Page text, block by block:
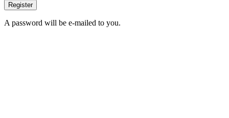
Register
A password will be e-mailed to you.